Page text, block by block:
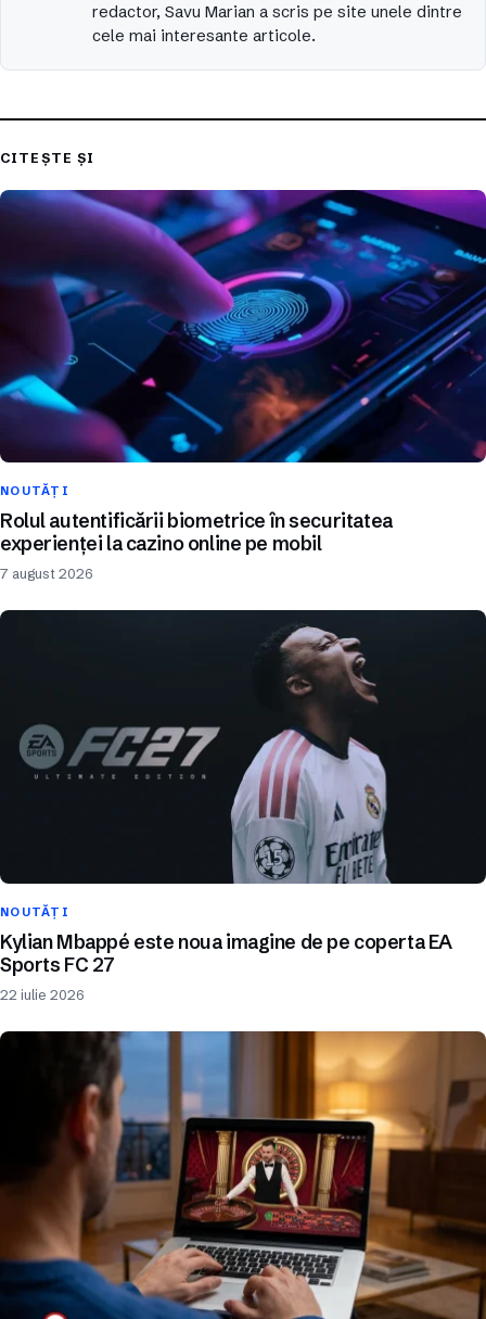
redactor, Savu Marian a scris pe site unele dintre
cele mai interesante articole.
CITEȘTE ȘI
NOUTĂȚI
Rolul autentificării biometrice în securitatea
experienței la cazino online pe mobil
7 august 2026
NOUTĂȚI
Kylian Mbappé este noua imagine de pe coperta EA
Sports FC 27
22 iulie 2026